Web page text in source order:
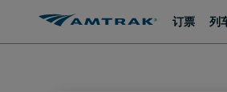
内
导
订票 列